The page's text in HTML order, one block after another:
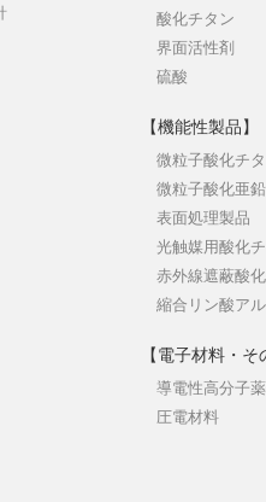
酸化チタン
界面活性剤
硫酸
【機能性製品】
微粒子酸化チ
微粒子酸化亜鉛
表面処理製品
光触媒用酸化
赤外線遮蔽酸
縮合リン酸アル
【電子材料・そ
導電性高分子
圧電材料